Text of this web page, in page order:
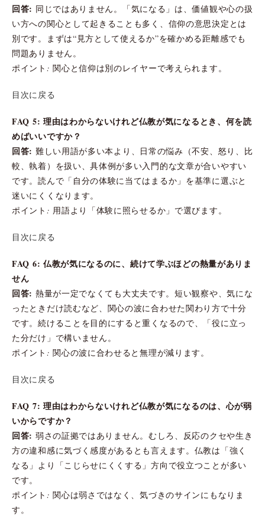
回答: 同じではありません。「気になる」は、価値観や心の扱
い方への関心として起きることも多く、信仰の意思決定とは
別です。まずは“見方として使えるか”を確かめる距離感でも
問題ありません。
ポイント: 関心と信仰は別のレイヤーで考えられます。
目次に戻る
FAQ 5: 理由はわからないけれど仏教が気になるとき、何を読
めばいいですか？
回答: 難しい用語が多い本より、日常の悩み（不安、怒り、比
較、執着）を扱い、具体例が多い入門的な文章が合いやすい
です。読んで「自分の体験に当てはまるか」を基準に選ぶと
迷いにくくなります。
ポイント: 用語より「体験に照らせるか」で選びます。
目次に戻る
FAQ 6: 仏教が気になるのに、続けて学ぶほどの熱量がありま
せん
回答: 熱量が一定でなくても大丈夫です。短い観察や、気にな
ったときだけ読むなど、関心の波に合わせた関わり方で十分
です。続けることを目的にすると重くなるので、「役に立っ
た分だけ」で構いません。
ポイント: 関心の波に合わせると無理が減ります。
目次に戻る
FAQ 7: 理由はわからないけれど仏教が気になるのは、心が弱
いからですか？
回答: 弱さの証拠ではありません。むしろ、反応のクセや生き
方の違和感に気づく感度があるとも言えます。仏教は「強く
なる」より「こじらせにくくする」方向で役立つことが多い
です。
ポイント: 関心は弱さではなく、気づきのサインにもなりま
す。